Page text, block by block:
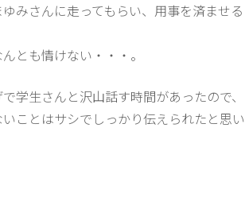
みさんに走ってもらい、用事を済ませる
とも情けない・・・。
学生さんと沢山話す時間があったので、
ことはサシでしっかり伝えられたと思い